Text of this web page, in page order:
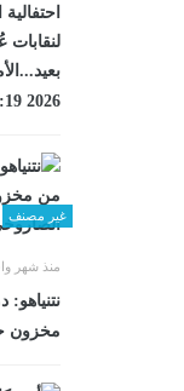
2026 08:19 مـ
غير مصنف
منذ شهر
مخزون